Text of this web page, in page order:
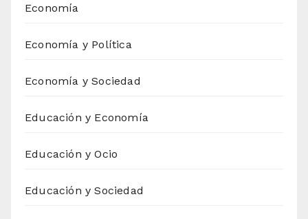
Economía
Economía y Política
Economía y Sociedad
Educación y Economía
Educación y Ocio
Educación y Sociedad